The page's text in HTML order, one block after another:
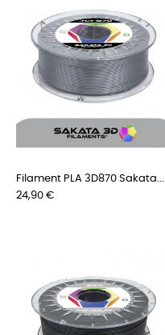
Filament PLA 3D870 Sakata...
Preis
24,90 €